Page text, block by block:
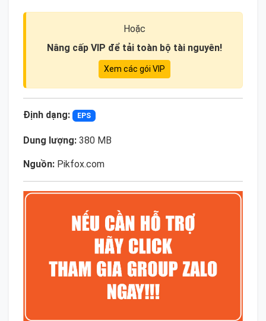
Hoặc
Nâng cấp VIP để tải toàn bộ tài nguyên!
Xem các gói VIP
Định dạng: EPS
Dung lượng: 380 MB
Nguồn: Pikfox.com